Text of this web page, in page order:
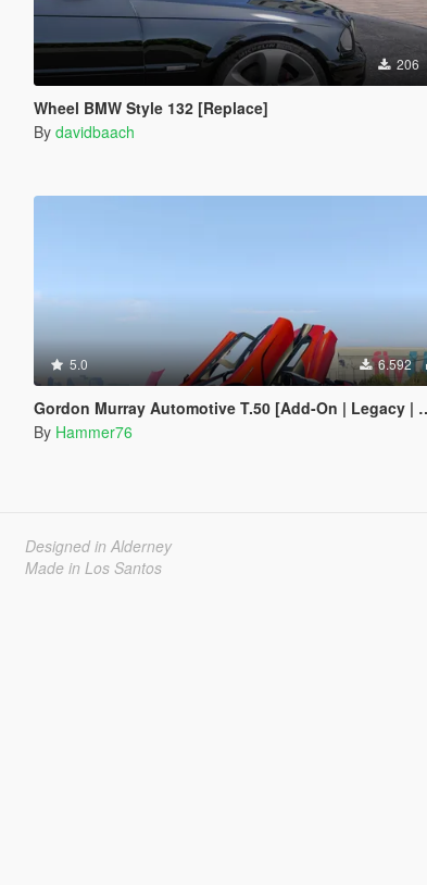
206
Wheel BMW Style 132 [Replace]
By davidbaach
5.0 6.592
Gordon Murray Automotive T.50 [Add-On | Legacy | Enhanced]
By Hammer76
Designed in Alderney
Made in Los Santos